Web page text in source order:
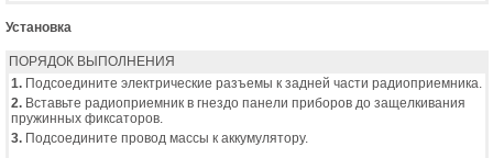
Установка
ПОРЯДОК ВЫПОЛНЕНИЯ
1. Подсоедините электрические разъемы к задней части радиоприемника.
2. Вставьте радиоприемник в гнездо панели приборов до защелкивания
пружинных фиксаторов.
3. Подсоедините провод массы к аккумулятору.